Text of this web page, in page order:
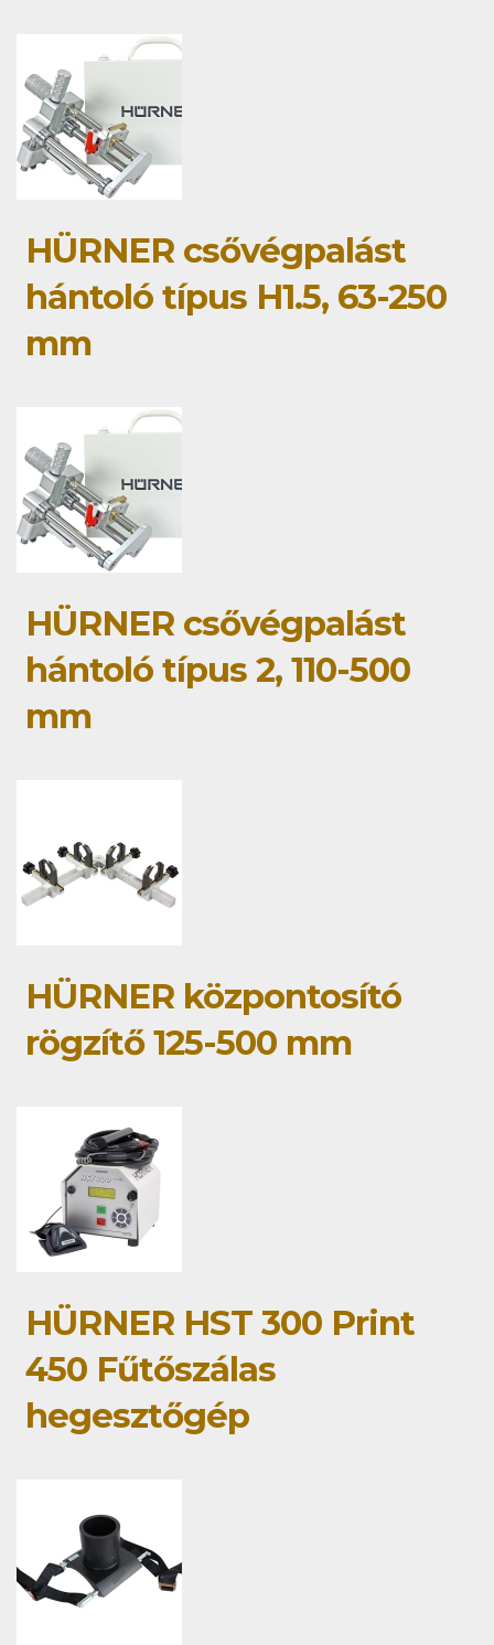
HÜRNER csővégpalást
hántoló típus H1.5, 63-250
mm
HÜRNER csővégpalást
hántoló típus 2, 110-500
mm
HÜRNER központosító
rögzítő 125-500 mm
HÜRNER HST 300 Print
450 Fűtőszálas
hegesztőgép